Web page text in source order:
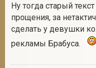
Ну тогда старый
прощения, за
сделать у девушки
рекламы Брабуса.